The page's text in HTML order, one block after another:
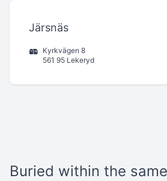
Järsnäs
Kyrkvägen 8
561 95 Lekeryd
Buried within the